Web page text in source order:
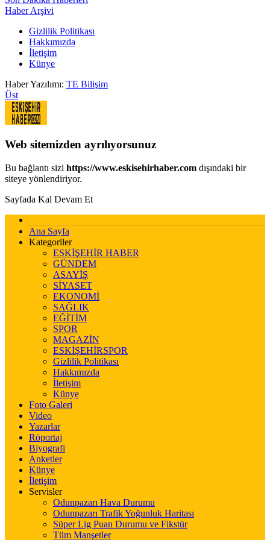
Haber Arşivi
Gizlilik Politikası
Hakkımızda
İletişim
Künye
Haber Yazılımı: TE Bilişim
Üst
Web sitemizden ayrılıyorsunuz
Bu bağlantı sizi https://www.eskisehirhaber.com dışındaki bir
siteye yönlendiriyor.
Sayfada Kal Devam Et
Ana Sayfa
Kategoriler
ESKİŞEHİR HABER
GÜNDEM
ASAYİŞ
SİYASET
EKONOMİ
SAĞLIK
EĞİTİM
SPOR
MAGAZİN
ESKİŞEHİRSPOR
Gizlilik Politikası
Hakkımızda
İletişim
Künye
Foto Galeri
Video
Yazarlar
Röportaj
Biyografi
Anketler
Künye
İletişim
Servisler
Odunpazarı Hava Durumu
Odunpazarı Trafik Yoğunluk Haritası
Süper Lig Puan Durumu ve Fikstür
Tüm Manşetler